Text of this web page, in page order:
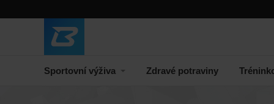
Sportovní výživa Zdravé potraviny